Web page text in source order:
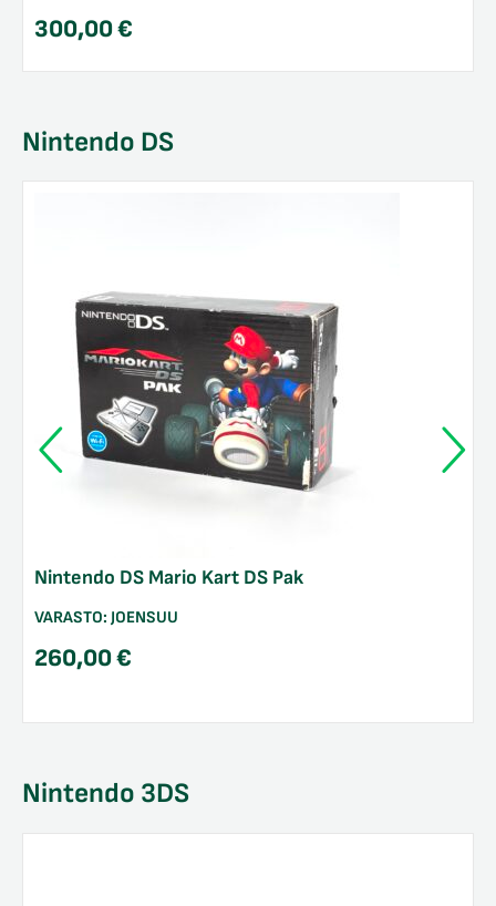
300,00€
Nintendo DS
Nintendo DS Mario Kart DS Pak
VARASTO: JOENSUU
260,00€
Nintendo 3DS